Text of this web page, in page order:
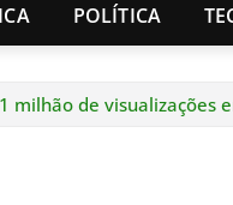
POLÍTICA
milhão de visualizações